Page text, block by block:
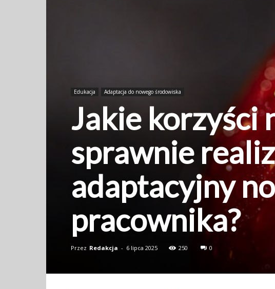
Edukacja Adaptacja do nowego środowiska
Jakie korzyści
sprawnie
adaptacyjny
pracownika?
Przez Redakcja - 6 lipca 2025 250 0